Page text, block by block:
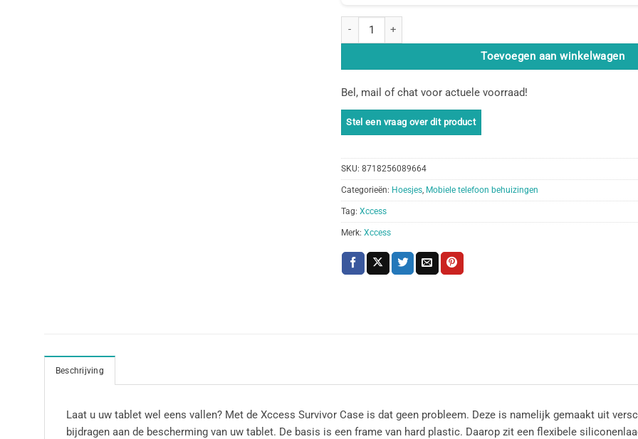
Xccess Survivor Essential Case Samsung Galaxy Tab A9+ 11 Black
Toevoegen aan winkelwagen
Bel, mail of chat voor actuele voorraad!
SKU: 8718256089664
Categorieën: Hoesjes, Mobiele telefoon behuizingen
Tag: Xccess
Merk: Xccess
Beschrijving
Laat u uw tablet wel eens vallen? Met de Xccess Survivor Case is dat geen probleem. Deze is namelijk gemaakt uit
bijdragen aan de bescherming van uw tablet. De basis is een frame van hard plastic. Daarop zit een flexibele